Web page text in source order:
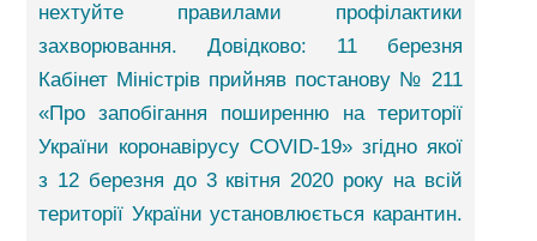
нехтуйте правилами профілактики
захворювання. Довідково: 11 березня
Кабінет Міністрів прийняв постанову № 211
«Про запобігання поширенню на території
України коронавірусу COVID-19» згідно якої
з 12 березня до 3 квітня 2020 року на всій
території України установлюється карантин.